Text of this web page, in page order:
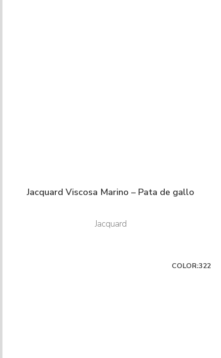
Jacquard Viscosa Marino – Pata de gallo
Jacquard
COLOR:322